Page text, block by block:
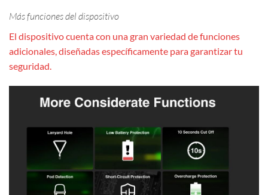
Más funciones del dispositivo
El dispositivo cuenta con una gran variedad de funciones
adicionales, diseñadas específicamente para garantizar tu
seguridad.